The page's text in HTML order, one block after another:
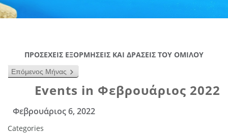
ΠΡΟΣΕΧΕΙΣ ΕΞΟΡΜΗΣΕΙΣ ΚΑΙ ΔΡΑΣΕΙΣ ΤΟΥ ΟΜΙΛΟΥ
Επόμενος Μήνας
Events in Φεβρουάριος 2022
Φεβρουάριος 6, 2022
Categories